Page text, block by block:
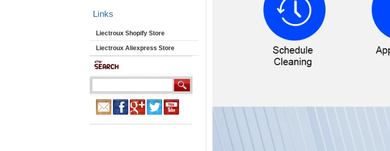
Links
Liectroux Shopify Store
Liectroux Aliexpress Store